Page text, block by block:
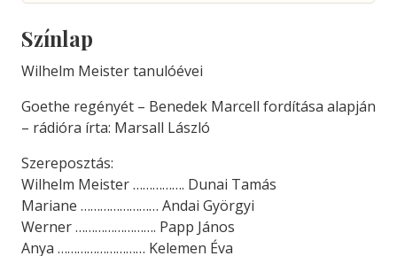
Színlap
Wilhelm Meister tanulóévei
Goethe regényét – Benedek Marcell fordítása alapján
– rádióra írta: Marsall László
Szereposztás:
Wilhelm Meister ……………. Dunai Tamás
Mariane …………………… Andai Györgyi
Werner ……………………. Papp János
Anya ……………………… Kelemen Éva